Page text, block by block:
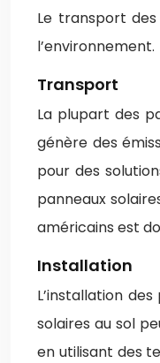
Le transport des
l’environnement.
Transport
La plupart des
génère des
pour des
panneaux
américains est
Installation
L’installation
solaires au sol
en utilisant des